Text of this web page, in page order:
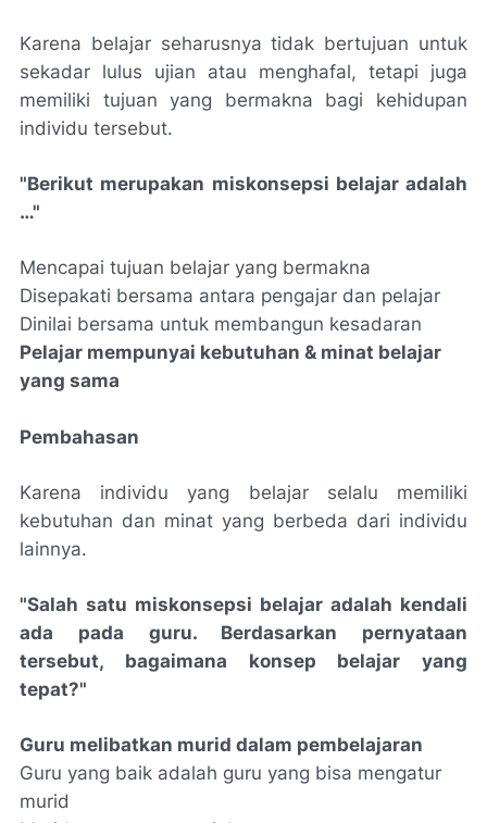
Karena belajar seharusnya tidak bertujuan untuk
sekadar lulus ujian atau menghafal, tetapi juga
memiliki tujuan yang bermakna bagi kehidupan
individu tersebut.
"Berikut merupakan miskonsepsi belajar adalah
…"
Mencapai tujuan belajar yang bermakna
Disepakati bersama antara pengajar dan pelajar
Dinilai bersama untuk membangun kesadaran
Pelajar mempunyai kebutuhan & minat belajar
yang sama
Pembahasan
Karena individu yang belajar selalu memiliki
kebutuhan dan minat yang berbeda dari individu
lainnya.
"Salah satu miskonsepsi belajar adalah kendali
ada pada guru. Berdasarkan pernyataan
tersebut, bagaimana konsep belajar yang
tepat?"
Guru melibatkan murid dalam pembelajaran
Guru yang baik adalah guru yang bisa mengatur
murid